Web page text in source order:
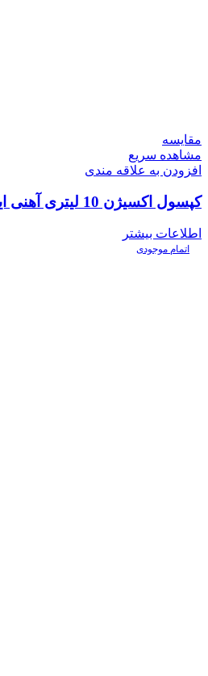
مقایسه
مشاهده سریع
افزودن به علاقه مندی
کپسول اکسیژن 10 لیتری آهنی ایرانی
اطلاعات بیشتر
اتمام موجودی